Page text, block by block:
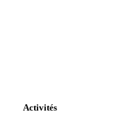
Activités